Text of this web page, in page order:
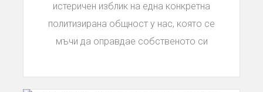
истеричен изблик на една конкретна
политизирана общност у нас, която се
мъчи да оправдае собственото си